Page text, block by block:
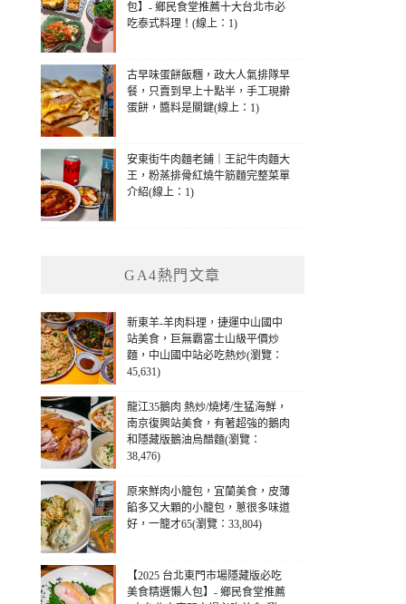
包】- 鄉民食堂推薦十大台北市必
吃泰式料理！(線上：1)
古早味蛋餅飯糰，政大人氣排隊早
餐，只賣到早上十點半，手工現擀
蛋餅，醬料是關鍵(線上：1)
安東街牛肉麵老鋪｜王記牛肉麵大
王，粉蒸排骨紅燒牛筋麵完整菜單
介紹(線上：1)
GA4熱門文章
新東羊-羊肉料理，捷運中山國中
站美食，巨無霸富士山級平價炒
麵，中山國中站必吃熱炒(瀏覽：
45,631)
龍江35鵝肉 熱炒/燒烤/生猛海鮮，
南京復興站美食，有著超強的鵝肉
和隱藏版鵝油烏醋麵(瀏覽：
38,476)
原來鮮肉小籠包，宜蘭美食，皮薄
餡多又大顆的小籠包，蔥很多味道
好，一籠才65(瀏覽：33,804)
【2025 台北東門市場隱藏版必吃
美食精選懶人包】- 鄉民食堂推薦